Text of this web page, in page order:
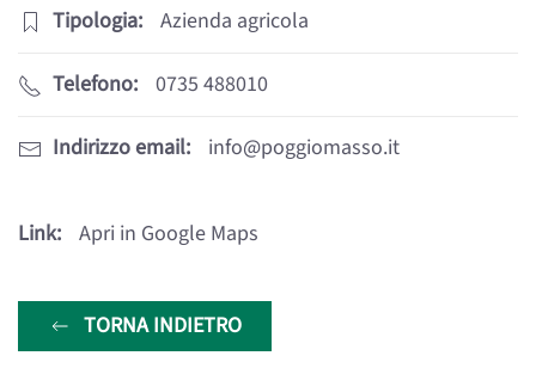
Tipologia: Azienda agricola
Telefono: 0735 488010
Indirizzo email: info@poggiomasso.it
Link: Apri in Google Maps
TORNA INDIETRO